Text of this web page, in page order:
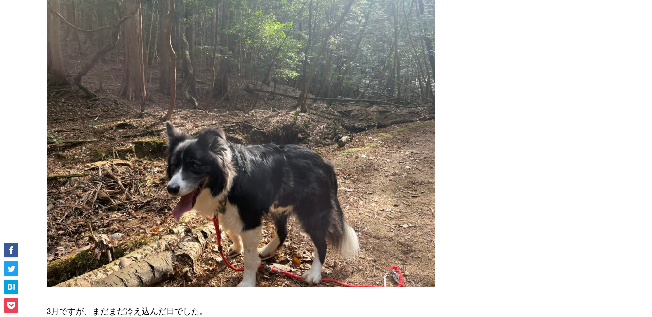
3月ですが、まだまだ冷え込んだ日でした。